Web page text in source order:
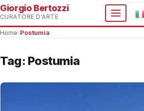
Giorgio Bertozzi
CURATORE D'ARTE
Home Postumia
Tag: Postumia